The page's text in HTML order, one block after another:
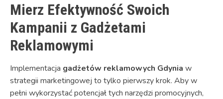
Mierz Efektywność Swoich
Kampanii z Gadżetami
Reklamowymi
Implementacja gadżetów reklamowych Gdynia w
strategii marketingowej to tylko pierwszy krok. Aby w
pełni wykorzystać potencjał tych narzędzi promocyjnych,